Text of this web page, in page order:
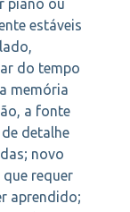
estáveis
do tempo
memória
a fonte
detalhe
novo
requer
aprendido;